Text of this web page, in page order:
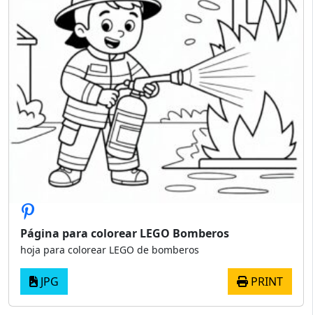
Página para colorear LEGO Bomberos
hoja para colorear LEGO de bomberos
JPG PRINT